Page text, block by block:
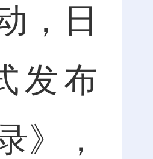
，日
发布
》，